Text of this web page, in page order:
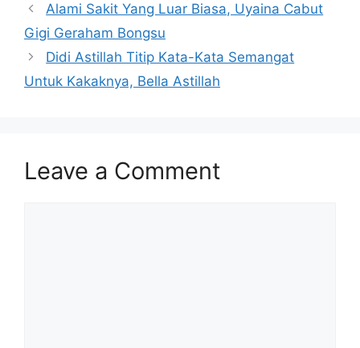
Alami Sakit Yang Luar Biasa, Uyaina Cabut
Gigi Geraham Bongsu
Didi Astillah Titip Kata-Kata Semangat
Untuk Kakaknya, Bella Astillah
Leave a Comment